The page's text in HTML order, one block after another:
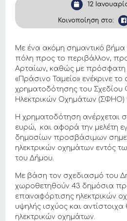
12
Κοινοποίηση στο:
Με ένα ακόμη σημαντικό βήμα
πόλη προς το περιβάλλον,
Αρταίων, καθώς με
«Πράσινο Ταμείο» ενέκρινε το
χρηματοδότησης του Σχεδίου
Ηλεκτρικών Οχημάτων (ΣΦΗΟ)
Η χρηματοδότηση ανέρχεται
ευρώ, και αφορά την μελέτη
δημοσίων προσβάσιμων
ηλεκτρικών οχημάτων εντός
του Δήμου.
Με βάση τον σχεδιασμό του
χωροθετηθούν 43 δημόσια
επαναφόρτισης ηλεκτρικών
υψηλής ισχύος και
ηλεκτρικών οχημάτων.